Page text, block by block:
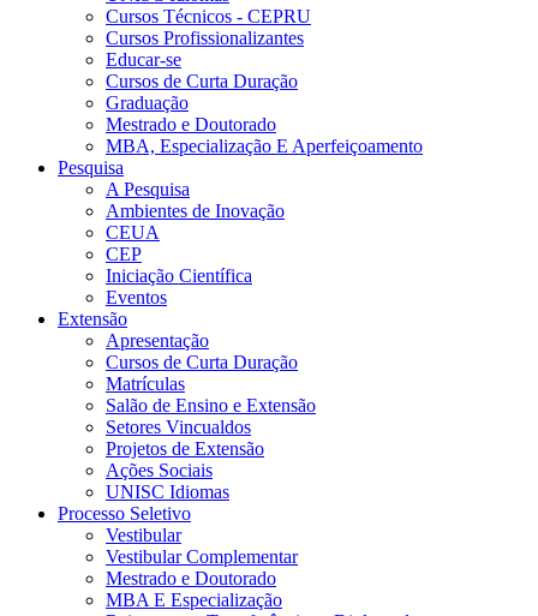
Cursos Técnicos - CEPRU
Cursos Profissionalizantes
Educar-se
Cursos de Curta Duração
Graduação
Mestrado e Doutorado
MBA, Especialização E Aperfeiçoamento
Pesquisa
A Pesquisa
Ambientes de Inovação
CEUA
CEP
Iniciação Científica
Eventos
Extensão
Apresentação
Cursos de Curta Duração
Matrículas
Salão de Ensino e Extensão
Setores Vincualdos
Projetos de Extensão
Ações Sociais
UNISC Idiomas
Processo Seletivo
Vestibular
Vestibular Complementar
Mestrado e Doutorado
MBA E Especialização